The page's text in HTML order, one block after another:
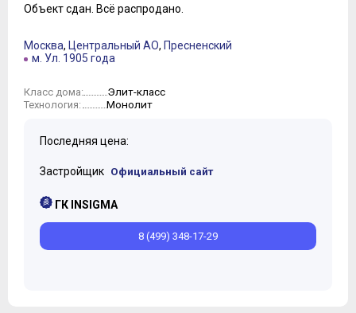
4
6
7
9
Объект сдан. Всё распродано.
Москва, Центральный АО, Пресненский
м. Ул. 1905 года
Класс дома: Элит-класс
Технология: Монолит
Последняя цена:
Застройщик Официальный сайт
ГК INSIGMA
8 (499) 348-17-29